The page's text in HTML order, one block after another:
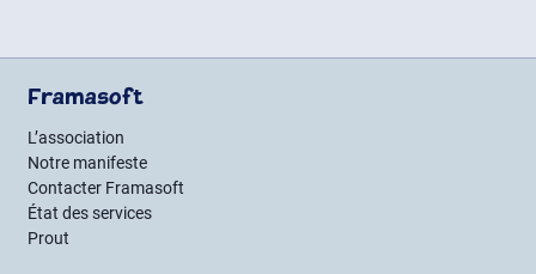
Framasoft
L’association
Notre manifeste
Contacter Framasoft
État des services
Prout